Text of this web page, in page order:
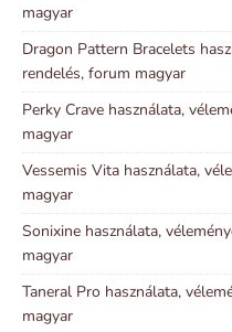
magyar
Dragon Pattern Bracelets
rendelés, forum magyar
Perky Crave használata,
magyar
Vessemis Vita használata,
magyar
Sonixine használata,
magyar
Taneral Pro használata,
magyar